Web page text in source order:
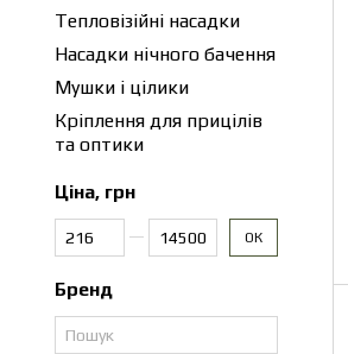
Тепловізійні насадки
Насадки нічного бачення
Мушки і цілики
Кріплення для прицілів
та оптики
Ціна, грн
ОК
Бренд